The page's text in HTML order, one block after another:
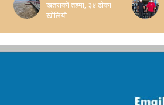
खतराको तहमा, ३४ ढोका
खोलियो